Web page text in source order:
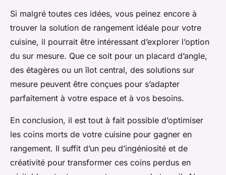
Si malgré toutes ces idées, vous peinez encore à
trouver la solution de rangement idéale pour votre
cuisine, il pourrait être intéressant d’explorer l’option
du sur mesure. Que ce soit pour un placard d’angle,
des étagères ou un îlot central, des solutions sur
mesure peuvent être conçues pour s’adapter
parfaitement à votre espace et à vos besoins.
En conclusion, il est tout à fait possible d’optimiser
les coins morts de votre cuisine pour gagner en
rangement. Il suffit d’un peu d’ingéniosité et de
créativité pour transformer ces coins perdus en